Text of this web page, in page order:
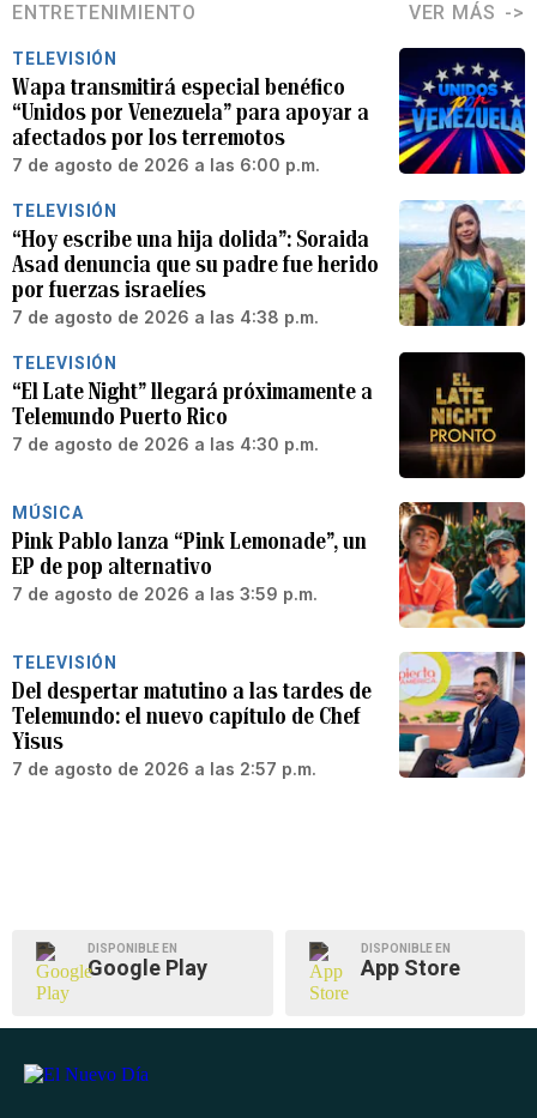
ENTRETENIMIENTO VER MÁS
TELEVISIÓN
Wapa transmitirá especial benéfico
“Unidos por Venezuela” para apoyar a
afectados por los terremotos
7 de agosto de 2026 a las 6:00 p.m.
TELEVISIÓN
“Hoy escribe una hija dolida”: Soraida
Asad denuncia que su padre fue herido
por fuerzas israelíes
7 de agosto de 2026 a las 4:38 p.m.
TELEVISIÓN
“El Late Night” llegará próximamente a
Telemundo Puerto Rico
7 de agosto de 2026 a las 4:30 p.m.
MÚSICA
Pink Pablo lanza “Pink Lemonade”, un
EP de pop alternativo
7 de agosto de 2026 a las 3:59 p.m.
TELEVISIÓN
Del despertar matutino a las tardes de
Telemundo: el nuevo capítulo de Chef
Yisus
7 de agosto de 2026 a las 2:57 p.m.
DISPONIBLE EN
Google Play
DISPONIBLE EN
App Store